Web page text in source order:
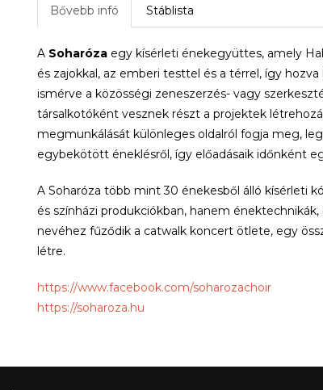
Bővebb infó Stáblista
A Soharózaegy kísérleti énekegyüttes, amely
és zajokkal, az emberi testtel és a térrel, így
ismérve a közösségi zeneszerzés- vagy
társalkotóként vesznek részt a projektek
megmunkálását különleges oldalról fogja meg,
egybekötött éneklésről, így előadásaik időnként
A Soharóza több mint 30 énekesből álló kísérleti
és színházi produkciókban, hanem
nevéhez fűződik a catwalk koncert ötlete, egy
létre.
https://www.facebook.com/soharozachoir
https://soharoza.hu